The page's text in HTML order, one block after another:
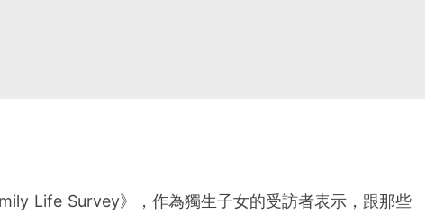
Life Survey》，作為獨生子女的受訪者表示，跟那些